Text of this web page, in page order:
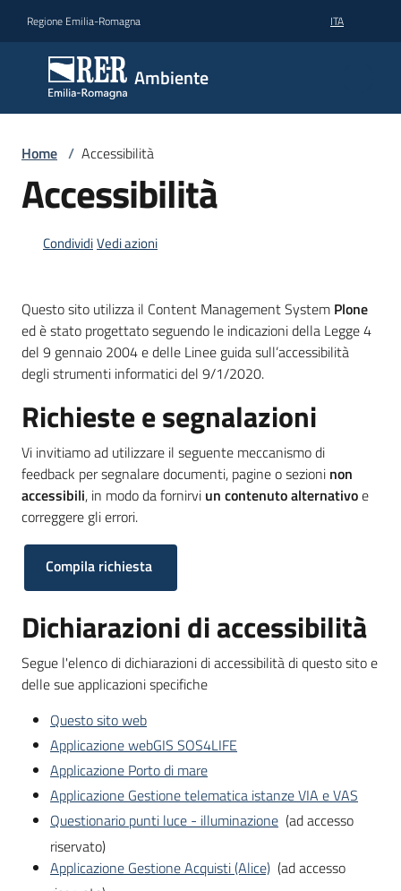
Regione Emilia-Romagna ITA
Ambiente
Ambiente
Novità
Leggi
Atti
Bandi
Piani
Programmi
Progetti
Seguici
Home / Accessibilità
Accessibilità
CondividiVedi azioni
Questo sito utilizza il Content Management System Plone
ed è stato progettato seguendo le indicazioni della Legge 4
del 9 gennaio 2004 e delle Linee guida sull’accessibilità
degli strumenti informatici del 9/1/2020.
Richieste e segnalazioni
Vi invitiamo ad utilizzare il seguente meccanismo di
feedback per segnalare documenti, pagine o sezioni non
accessibili, in modo da fornirvi un contenuto alternativoe
correggere gli errori.
Compila richiesta
Dichiarazioni di accessibilità
Segue l'elenco di dichiarazioni di accessibilità di questo sito e
delle sue applicazioni specifiche
Questo sito web
Applicazione webGIS SOS4LIFE
Applicazione Porto di mare
Applicazione Gestione telematica istanze VIA e VAS
Questionario punti luce - illuminazione (ad accesso
riservato)
Applicazione Gestione Acquisti (Alice) (ad accesso